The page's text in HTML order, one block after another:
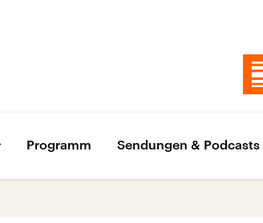
Programm Sendungen & Podcasts